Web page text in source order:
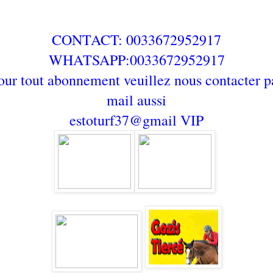
CONTACT: 0033672952917
WHATSAPP:0033672952917
tout abonnement veuillez nous contacter
mail aussi
estoturf37@gmail VIP